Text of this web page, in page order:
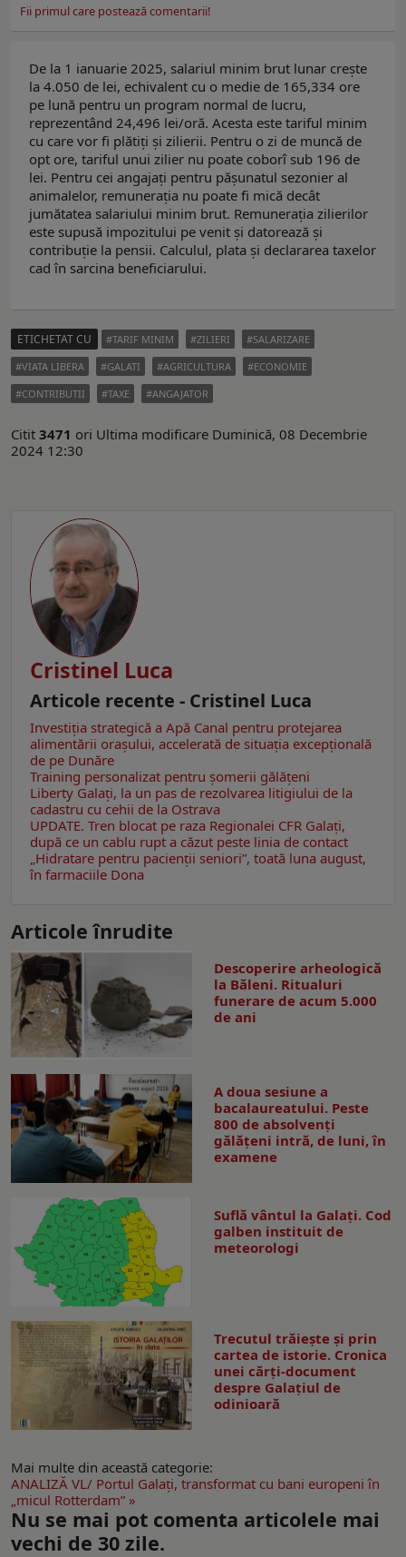
Fii primul care postează comentarii!
De la 1 ianuarie 2025, salariul minim brut lunar crește
la 4.050 de lei, echivalent cu o medie de 165,334 ore
pe lună pentru un program normal de lucru,
reprezentând 24,496 lei/oră. Acesta este tariful minim
cu care vor fi plătiți și zilierii. Pentru o zi de muncă de
opt ore, tariful unui zilier nu poate coborî sub 196 de
lei. Pentru cei angajați pentru pășunatul sezonier al
animalelor, remunerația nu poate fi mică decât
jumătatea salariului minim brut. Remunerația zilierilor
este supusă impozitului pe venit și datorează și
contribuție la pensii. Calculul, plata și declararea taxelor
cad în sarcina beneficiarului.
ETICHETAT CU TARIF MINIM ZILIERI
SALARIZARE
VIATA LIBERA
GALATI AGRICULTURA
ECONOMIE
CONTRIBUTII
TAXE ANGAJATOR
Citit 3471 ori Ultima modificare Duminică, 08 Decembrie
2024 12:30
Cristinel Luca
Articole recente - Cristinel Luca
Investiția strategică a Apă Canal pentru protejarea
alimentării orașului, accelerată de situația excepțională
de pe Dunăre
Training personalizat pentru șomerii gălățeni
Liberty Galați, la un pas de rezolvarea litigiului de la
cadastru cu cehii de la Ostrava
UPDATE. Tren blocat pe raza Regionalei CFR Galați,
după ce un cablu rupt a căzut peste linia de contact
„Hidratare pentru pacienții seniori”, toată luna august,
în farmaciile Dona
Articole înrudite
Descoperire arheologică
la Băleni. Ritualuri
funerare de acum 5.000
de ani
A doua sesiune a
bacalaureatului. Peste
800 de absolvenţi
gălăţeni intră, de luni, în
examene
Suflă vântul la Galaţi. Cod
galben instituit de
meteorologi
Trecutul trăiește și prin
cartea de istorie. Cronica
unei cărți-document
despre Galațiul de
odinioară
Mai multe din această categorie:
ANALIZĂ VL/ Portul Galaţi, transformat cu bani europeni în
„micul Rotterdam” »
Nu se mai pot comenta articolele mai
vechi de 30 zile.